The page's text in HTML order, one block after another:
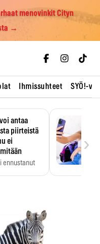
menovinkit Cityn
→
Ihmissuhteet SYÖ!-
antaa
piirteistä
ei
ennustanut
›